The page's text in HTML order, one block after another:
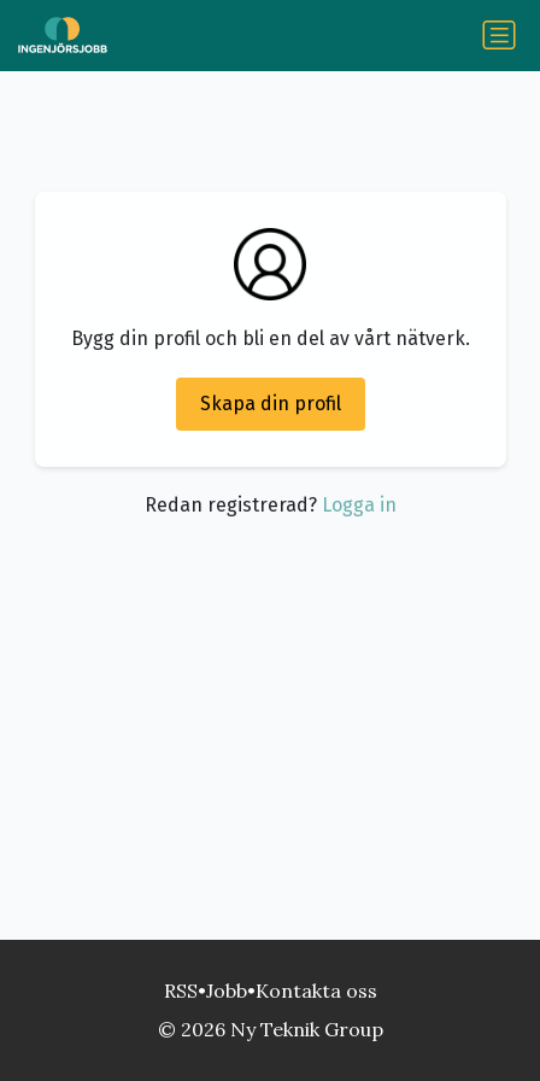
Bygg din profil och bli en del av vårt nätverk.
Skapa din profil
Redan registrerad? Logga in
RSS•Jobb•Kontakta oss
© 2026 Ny Teknik Group